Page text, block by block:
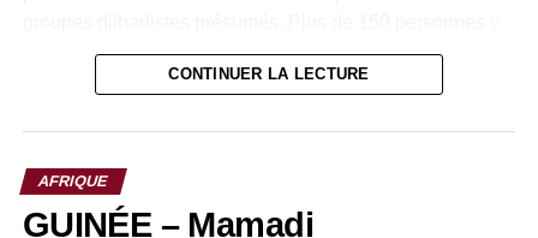
avaient été tuées, tandis que de nombreux habitants
avaient été enlevés.
Pour mener à bien cette opération, les autorités
police, les services de renseignement ainsi que le Centre
national de lutte contre le terrorisme. Cette coordination a
CONTINUER LA LECTURE
AFRIQUE
GUINÉE – Mamadi